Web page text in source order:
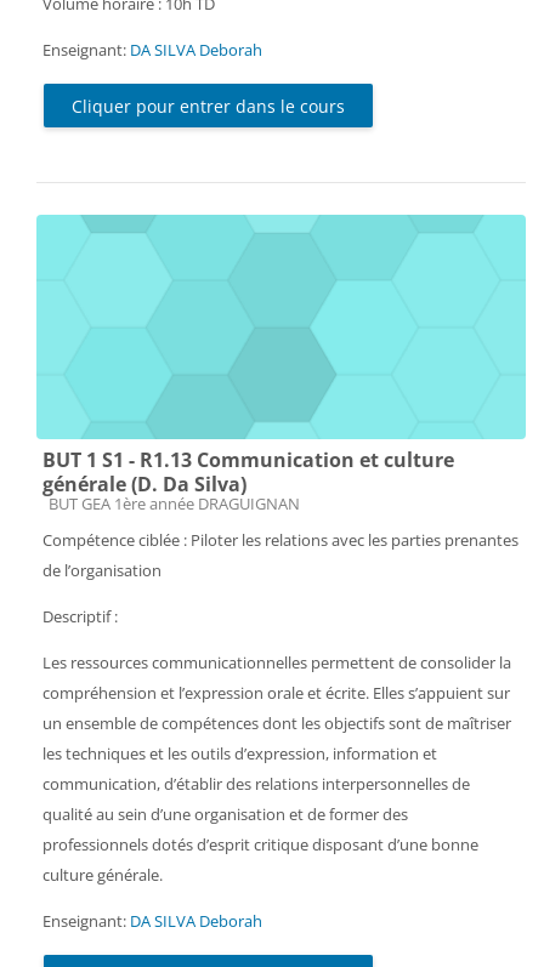
Enseignant: DA SILVA Deborah
Cliquer pour entrer dans le cours
BUT 1 S1 - R1.13 Communication et culture
générale (D. Da Silva)
Catégorie de cours
BUT GEA 1ère année DRAGUIGNAN
Compétence ciblée : Piloter les relations avec les parties prenantes
de l’organisation
Descriptif :
Les ressources communicationnelles permettent de consolider la
compréhension et l’expression orale et écrite. Elles s’appuient sur
un ensemble de compétences dont les objectifs sont de maîtriser
les techniques et les outils d’expression, information et
communication, d’établir des relations interpersonnelles de
qualité au sein d’une organisation et de former des
professionnels dotés d’esprit critique disposant d’une bonne
culture générale.
Enseignant: DA SILVA Deborah